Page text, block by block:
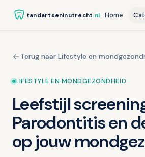
tandartseninutrecht.nl Home
Terug naar Lifestyle en
LIFESTYLE EN MONDGEZONDHEID
Leefstijl
Parodontitis en
op jouw